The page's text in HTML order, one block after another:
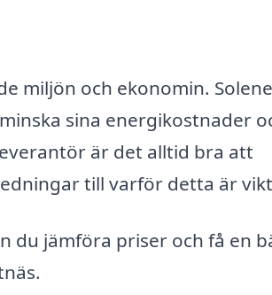
miljön och ekonomin.
sina energikostnader
är det alltid bra att
till varför detta är
du jämföra priser och få en